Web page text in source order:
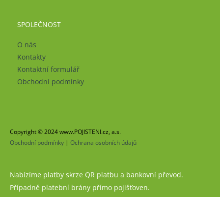
SPOLEČNOST
O nás
Kontakty
Kontaktní formulář
Obchodní podmínky
Copyright © 2024 www.POJISTENI.cz, a.s.
Obchodní podmínky | Ochrana osobních údajů
Nabízíme platby skrze QR platbu a bankovní převod.
Případně platební brány přímo pojišťoven.